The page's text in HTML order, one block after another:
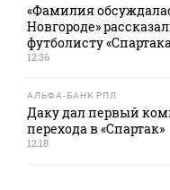
«Фамилия
Новгороде»
футболисту
12:36
АЛЬФА-БАНК РПЛ
Даку дал первый
перехода в «Спартак»
12:18